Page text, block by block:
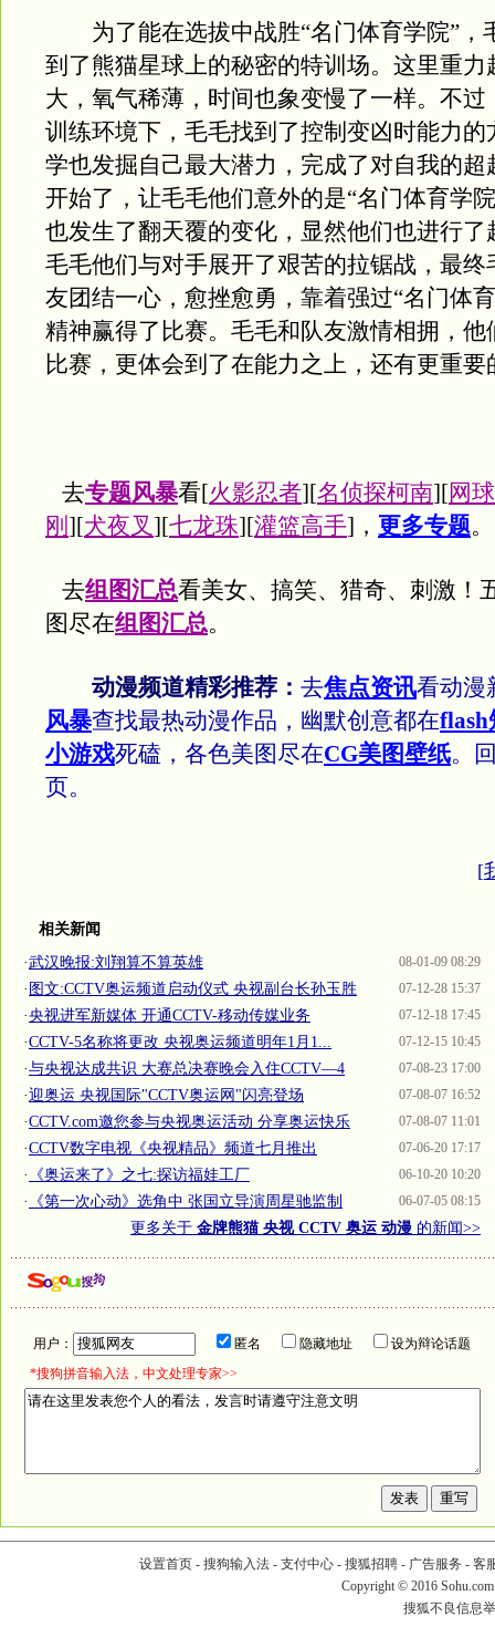
为了能在选拔中战胜“名门体育学院”，
到了熊猫星球上的秘密的特训场。这里重力
大，氧气稀薄，时间也象变慢了一样。不过
训练环境下，毛毛找到了控制变凶时能力的
学也发掘自己最大潜力，完成了对自我的超
开始了，让毛毛他们意外的是“名门体育学
也发生了翻天覆的变化，显然他们也进行了
毛毛他们与对手展开了艰苦的拉锯战，最终
友团结一心，愈挫愈勇，靠着强过“名门体
精神赢得了比赛。毛毛和队友激情相拥，他
比赛，更体会到了在能力之上，还有更重
去专题风暴看[火影忍者][名侦探柯南][网
刚 ][犬夜叉][七龙珠][灌篮高手]， 更多专题。
去组图汇总看美女、搞笑、猎奇、刺激！
图尽在组图汇总。
动漫频道精彩推荐： 去焦点资讯看动漫
风暴查找最热动漫作品，幽默创意都在flash
小游戏死磕，各色美图尽在CG美图壁纸。
页。
[
相关新闻
08-01-09 08:29
·武汉晚报:刘翔算不算英雄
07-12-28 15:37
·图文:CCTV奥运频道启动仪式 央视副台长孙玉胜
07-12-18 17:45
·央视进军新媒体 开通CCTV-移动传媒业务
07-12-15 10:45
·CCTV-5名称将更改 央视奥运频道明年1月1...
07-08-23 17:00
·与央视达成共识 大赛总决赛晚会入住CCTV—4
07-08-07 16:52
·迎奥运 央视国际"CCTV奥运网"闪亮登场
07-08-07 11:01
·CCTV.com邀您参与央视奥运活动 分享奥运快乐
07-06-20 17:17
·CCTV数字电视《央视精品》频道七月推出
06-10-20 10:20
· 《奥运来了》之七:探访福娃工厂
06-07-05 08:15
·
《第一次心动》选角中 张国立导演周星驰监制
更多关于 金牌熊猫 央视 CCTV 奥运 动漫 的新闻>>
用户： 匿名 隐藏地址
设为辩论话题
*搜狗拼音输入法，中文处理专家>>
设置首页- 搜狗输入法- 支付中心- 搜狐招聘- 广告服务 - 客
Copyright © 2016
搜狐不良信息